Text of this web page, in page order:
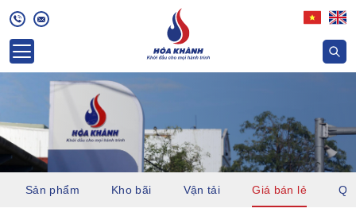
Sản phẩm Kho bãi Vận tải Giá bán lẻ